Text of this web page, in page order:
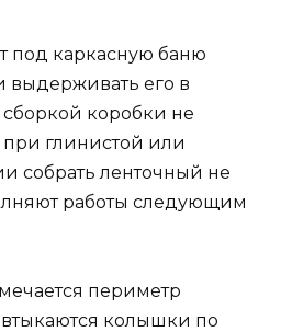
под каркасную баню
выдерживать его в
коробки не
глинистой или
собрать ленточный не
работы следующим
периметр
колышки по